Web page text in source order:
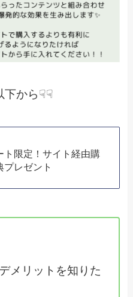
下から☟☟
ト限定！サイト経由購
プレゼント
メリットを知りた